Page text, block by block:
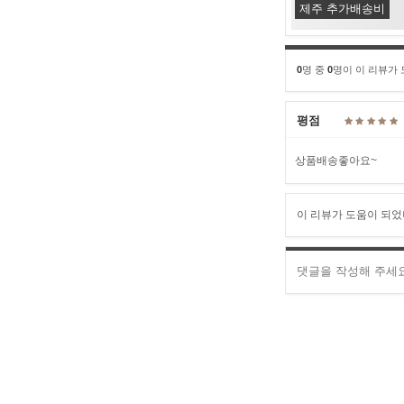
제주 추가배송비
0명 중 0명이 이 리뷰가
평점
상품배송좋아요~
이 리뷰가 도움이 되